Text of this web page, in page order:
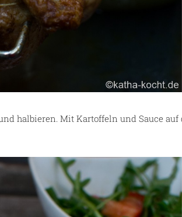
halbieren. Mit Kartoffeln und Sauce